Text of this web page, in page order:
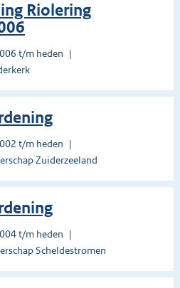
Riolering
t/m heden
t/m heden
Zuiderzeeland
t/m heden
Scheldestromen